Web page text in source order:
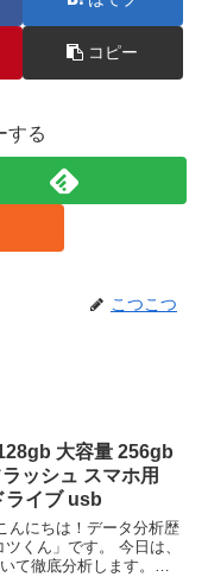
コピー
する
こつこつ
大容量 256gb
ッシュ スマホ用
ライブ usb
んにちは！データ分析歴
くん」です。 今日は、
て徹底分析します。